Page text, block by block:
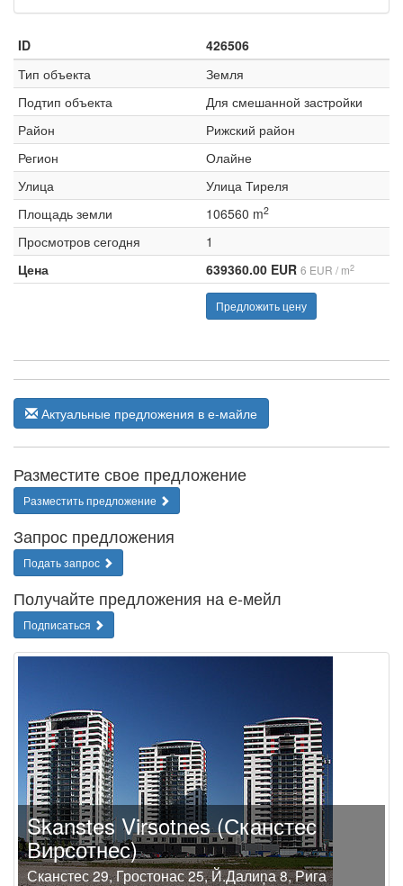
ID
426506
Тип объекта
Земля
Подтип объекта
Для смешанной застройки
Район
Рижский район
Регион
Олайне
Улица
Улица Тиреля
Площадь земли
106560 m2
Просмотров сегодня
1
Цена
639360.00 EUR 6 EUR / m2
Предложить цену
Актуальные предложения в е-майле
Разместите свое предложение
Разместить предложение
Запрос предложения
Подать запрос
Получайте предложения на е-мейл
Подписаться
Skanstes Virsotnes (Сканстес
Вирсотнес)
Сканстес 29, Гростонас 25, Й.Далиņа 8, Рига